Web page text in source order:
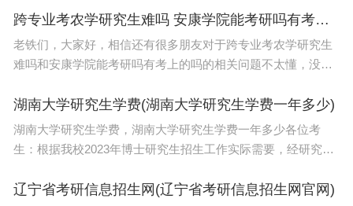
跨专业考农学研究生难吗 安康学院能考研吗有考上的吗
老铁们，大家好，相信还有很多朋友对于跨专业考农学研究生
难吗和安康学院能考研吗有考上的吗的相关问题不太懂，没关
及安康学院能考研吗有考上的吗的问题，文章篇
湖南大学研究生学费(湖南大学研究生学费一年多少)
湖南大学研究生学费，湖南大学研究生学费一年多少各位考
生：根据我校2023年博士研究生招生工作实际需要，经研究决
月23日， 缴费时间延长至3月28日。特此公告。湖
辽宁省考研信息招生网(辽宁省考研信息招生网官网)